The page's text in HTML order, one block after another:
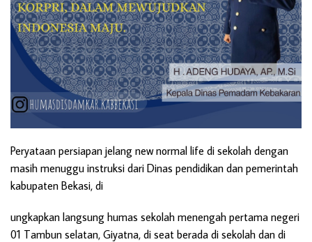
Peryataan persiapan jelang new normal life di sekolah dengan
masih menuggu instruksi dari Dinas pendidikan dan pemerintah
kabupaten Bekasi, di
ungkapkan langsung humas sekolah menengah pertama negeri
01 Tambun selatan, Giyatna, di seat berada di sekolah dan di